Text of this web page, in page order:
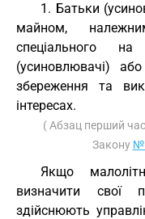
1. Батьки
майном,
спеціального
(усиновлювачі)
збереження та
інтересах.
( Абзац перший
Закону №
Якщо
визначити свої
здійснюють